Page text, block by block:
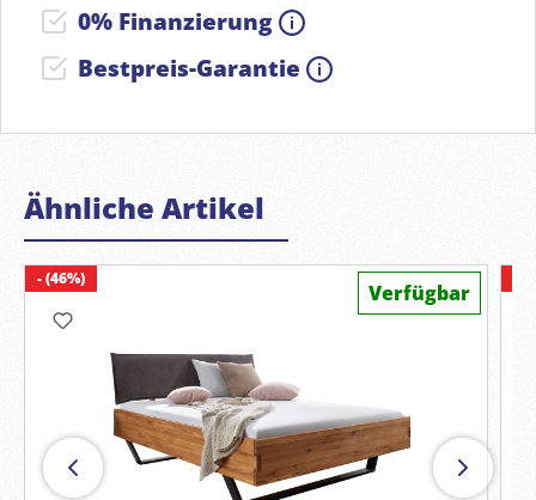
0% Finanzierung
Bestpreis-Garantie
Ähnliche Artikel
- (46%)
Verfügbar